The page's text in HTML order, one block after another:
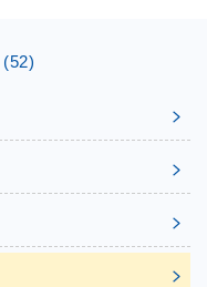
(52)